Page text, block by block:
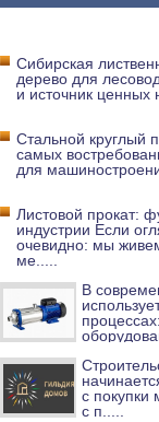
Сибирская
дерево для
и источник ценных
Стальной круглый
самых
для
Листовой прокат:
индустрии Если
очевидно: мы
ме
В
с покупки
с п